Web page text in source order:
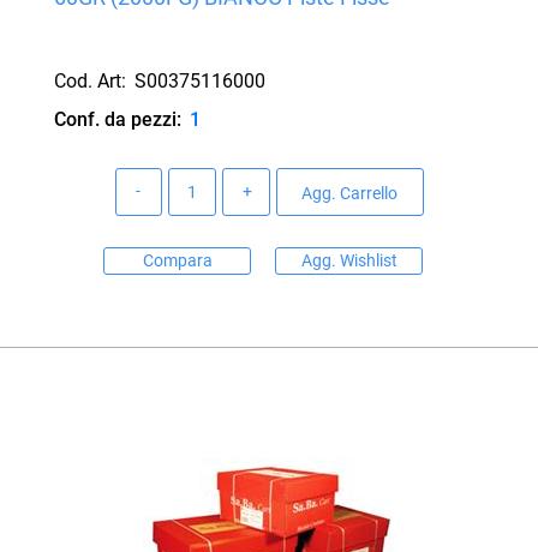
Cod. Art: S00375116000
Conf. da pezzi: 1
Agg. Carrello
Compara Agg. Wishlist